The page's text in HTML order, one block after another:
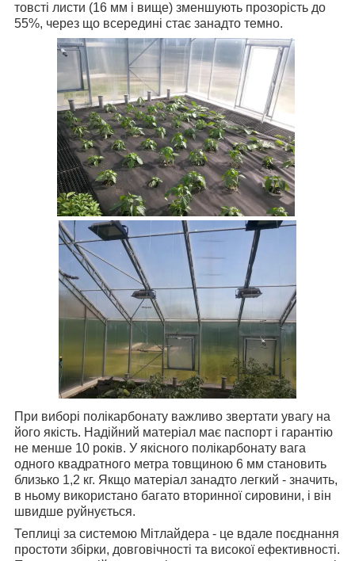
товсті листи (16 мм і вище) зменшують прозорість до
55%, через що всередині стає занадто темно.
При виборі полікарбонату важливо звертати увагу на
його якість. Надійний матеріал має паспорт і гарантію
не менше 10 років. У якісного полікарбонату вага
одного квадратного метра товщиною 6 мм становить
близько 1,2 кг. Якщо матеріал занадто легкий - значить,
в ньому використано багато вторинної сировини, і він
швидше руйнується.
Теплиці за системою Мітлайдера - це вдале поєднання
простоти збірки, довговічності та високої ефективності.